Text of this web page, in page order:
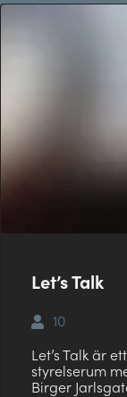
Let’s Talk
10
Let’s Talk är
styrelserum
Birger